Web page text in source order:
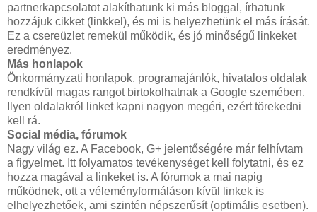
partnerkapcsolatot alakíthatunk ki más bloggal, írhatunk
hozzájuk cikket (linkkel), és mi is helyezhetünk el más írását.
Ez a csereüzlet remekül működik, és jó minőségű linkeket
eredményez.
Más honlapok
Önkormányzati honlapok, programajánlók, hivatalos oldalak
rendkívül magas rangot birtokolhatnak a Google szemében.
Ilyen oldalakról linket kapni nagyon megéri, ezért törekedni
kell rá.
Social média, fórumok
Nagy világ ez. A Facebook, G+ jelentőségére már felhívtam
a figyelmet. Itt folyamatos tevékenységet kell folytatni, és ez
hozza magával a linkeket is. A fórumok a mai napig
működnek, ott a véleményformáláson kívül linkek is
elhelyezhetőek, ami szintén népszerűsít (optimális esetben).